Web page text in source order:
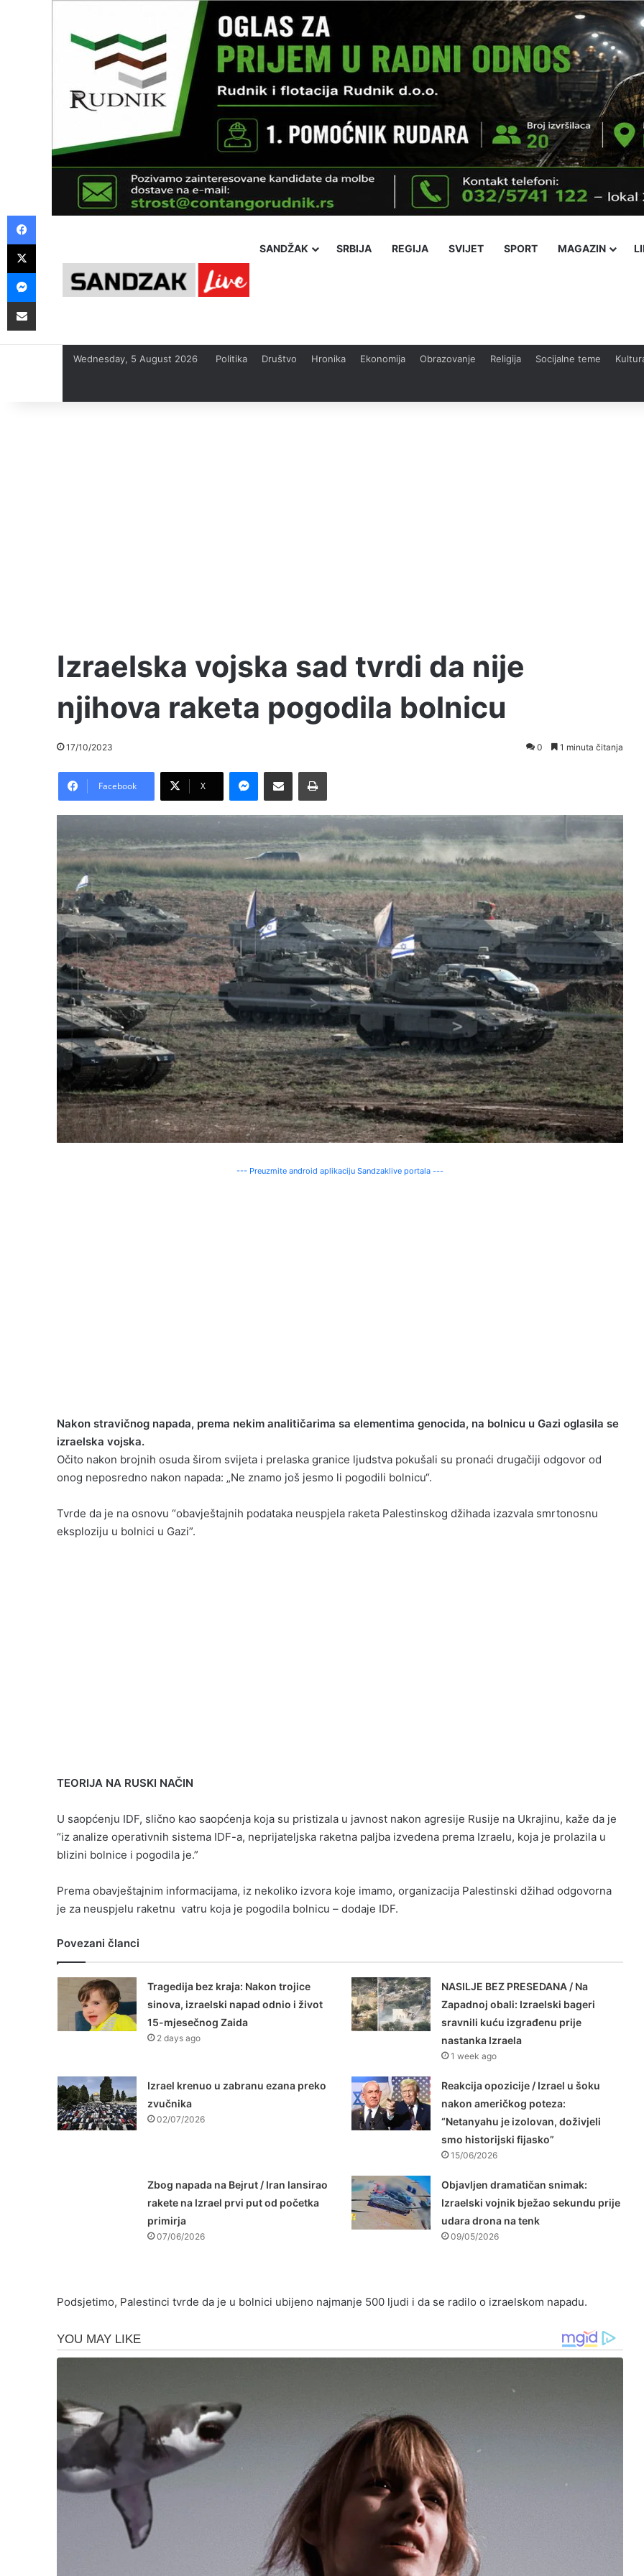
SANDŽAK SRBIJA REGIJA SVIJET SPORT MAGAZIN
Wednesday, 5 August 2026 Politika Društvo Hronika Ekonomija Obrazovanje Religija Socijalne teme
Izraelska vojska sad tvrdi da nije
njihova raketa pogodila bolnicu
17/10/2023 0 1 minuta čitanja
Facebook X
Messenger
Pošalji preko E-Maila Printaj
--- Preuzmite android aplikaciju Sandzaklive portala ---
Nakon stravičnog napada, prema nekim analitičarima sa elementima genocida, na bolnicu u Gazi oglasila se
izraelska vojska.
Očito nakon brojnih osuda širom svijeta i prelaska granice ljudstva pokušali su pronaći drugačiji odgovor od
onog neposredno nakon napada: „Ne znamo još jesmo li pogodili bolnicu“.
Tvrde da je na osnovu “obavještajnih podataka neuspjela raketa Palestinskog džihada izazvala smrtonosnu
eksploziju u bolnici u Gazi”.
TEORIJA NA RUSKI NAČIN
U saopćenju IDF, slično kao saopćenja koja su pristizala u javnost nakon agresije Rusije na Ukrajinu, kaže da je
“iz analize operativnih sistema IDF-a, neprijateljska raketna paljba izvedena prema Izraelu, koja je prolazila u
blizini bolnice i pogodila je.”
Prema obavještajnim informacijama, iz nekoliko izvora koje imamo, organizacija Palestinski džihad odgovorna
je za neuspjelu raketnu vatru koja je pogodila bolnicu – dodaje IDF.
Povezani članci
Tragedija bez kraja: Nakon trojice
sinova, izraelski napad odnio i život
15-mjesečnog Zaida
2 days ago
NASILJE BEZ PRESEDANA / Na
Zapadnoj obali: Izraelski bageri
sravnili kuću izgrađenu prije
nastanka Izraela
1 week ago
Izrael krenuo u zabranu ezana preko
zvučnika
02/07/2026
Reakcija opozicije / Izrael u šoku
nakon američkog poteza:
“Netanyahu je izolovan, doživjeli
smo historijski fijasko”
15/06/2026
Zbog napada na Bejrut / Iran lansirao
rakete na Izrael prvi put od početka
primirja
07/06/2026
Objavljen dramatičan snimak:
Izraelski vojnik bježao sekundu prije
udara drona na tenk
09/05/2026
Podsjetimo, Palestinci tvrde da je u bolnici ubijeno najmanje 500 ljudi i da se radilo o izraelskom napadu.
Facebook
X
Messenger
Pošalji preko E-Maila